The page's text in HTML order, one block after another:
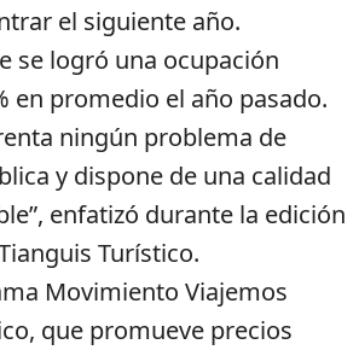
el siguiente año.
se logró una ocupación
en promedio el año pasado.
ningún problema de
y dispone de una calidad
enfatizó durante la edición
Turístico.
Movimiento Viajemos
que promueve precios